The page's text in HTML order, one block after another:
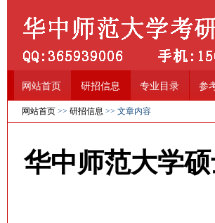
网站首页 研招信息 专业目录 参
网站首页 >> 研招信息 >> 文章内容
华中师范大学